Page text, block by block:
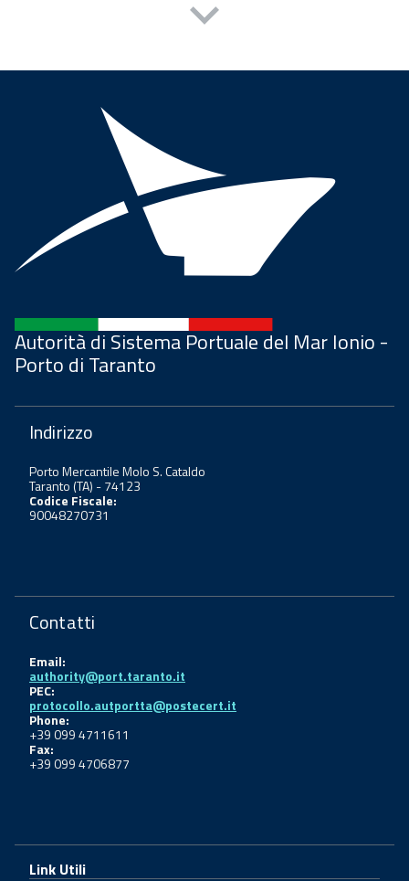
Autorità di Sistema Portuale del Mar Ionio -
Porto di Taranto
Indirizzo
Porto Mercantile Molo S. Cataldo
Taranto (TA) - 74123
Codice Fiscale:
90048270731
Contatti
Email:
authority@port.taranto.it
PEC:
protocollo.autportta@postecert.it
Phone:
+39 099 4711611
Fax:
+39 099 4706877
Link Utili